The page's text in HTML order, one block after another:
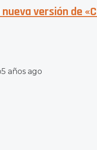
versión de
5 años ago